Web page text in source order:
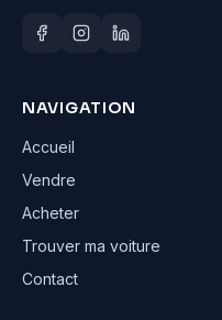
NAVIGATION
Accueil
Vendre
Acheter
Trouver ma voiture
Contact